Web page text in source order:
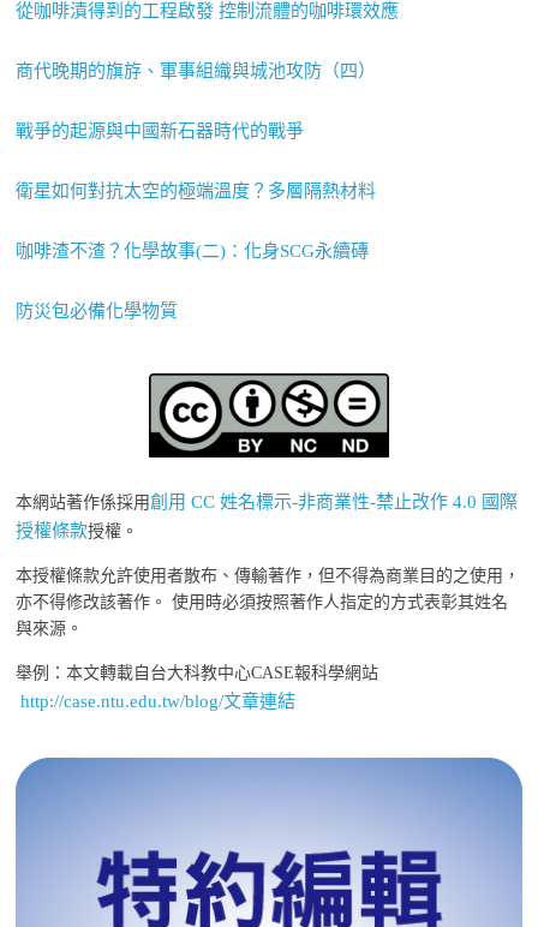
從咖啡漬得到的工程啟發 控制流體的咖啡環效應
商代晚期的旗斿、軍事組織與城池攻防（四）
戰爭的起源與中國新石器時代的戰爭
衛星如何對抗太空的極端溫度？多層隔熱材料
咖啡渣不渣？化學故事(二)：化身SCG永續磚
防災包必備化學物質
本網站著作係採用創用 CC 姓名標示-非商業性-禁止改作 4.0 國際
授權條款授權。
本授權條款允許使用者散布、傳輸著作，但不得為商業目的之使用，
亦不得修改該著作。 使用時必須按照著作人指定的方式表彰其姓名
與來源。
舉例：本文轉載自台大科教中心CASE報科學網站
http://case.ntu.edu.tw/blog/文章連結